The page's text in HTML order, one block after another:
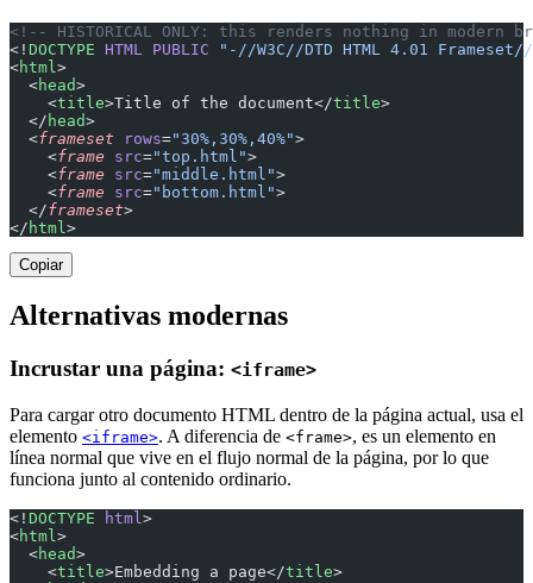
<!-- HISTORICAL ONLY: this renders nothing in modern
<! DOCTYPE HTML PUBLIC "-//W3C//DTD HTML 4.01 Frameset//
<html >
  <
head>
    <
title>Title of the document</title>
  </
head>
  <
frameset rows="30%,30%,40%">
    <
frame src="top.html">
    <
frame src="middle.html">
    <
frame src="bottom.html">
  </
frameset>
</ html >
Copiar
Alternativas modernas
Incrustar una página: <iframe>
Para cargar otro documento HTML dentro de la página actual, usa el
elemento <iframe>. A diferencia de <frame>, es un elemento en
línea normal que vive en el flujo normal de la página, por lo que
funciona junto al contenido ordinario.
<! DOCTYPE html>
<html>
  <
head>
    <
title>Embedding a page</title>